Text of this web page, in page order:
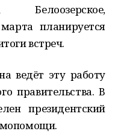
Белоозерское,
планируется
встреч.
ведёт эту работу
правительства. В
президентский